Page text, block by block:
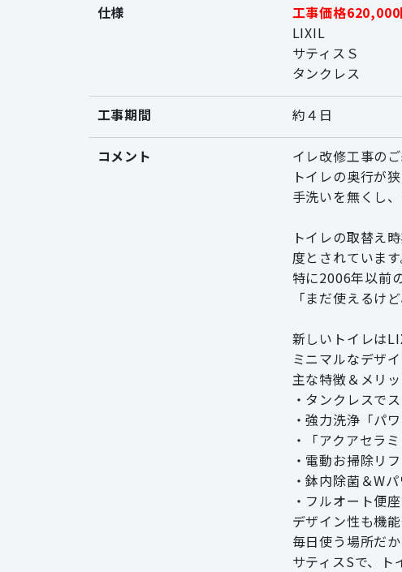
仕様
工事価格
LIXIL
サティスＳ
タンクレス
工事期間 約４日
コメント
イレ改修工事のご
トイレの奥行が
手洗いを無くし
トイレの取替え
度とされています
特に2006年以前
「まだ使えるけ
新しいトイレは
ミニマルなデザ
主な特徴＆メリ
・タンクレスで
・強力洗浄「パ
・「アクアセラ
・電動お掃除リ
・鉢内除菌＆W
・フルオート便
デザイン性も機
毎日使う場所だ
サティスSで、ト